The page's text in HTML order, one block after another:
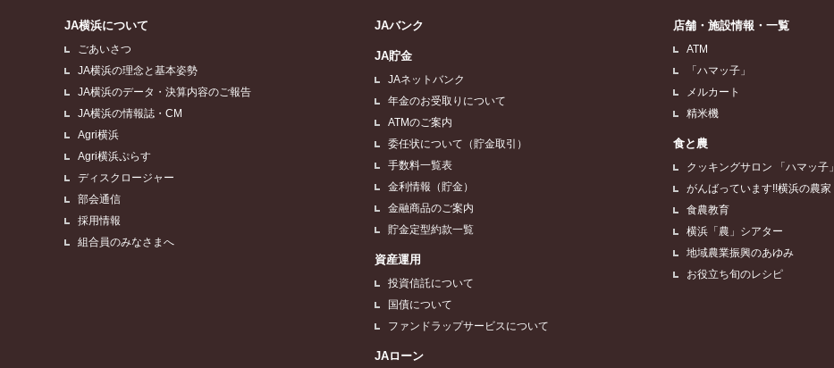
JA横浜について
ごあいさつ
JA横浜の理念と基本姿勢
JA横浜のデータ・決算内容のご報告
JA横浜の情報誌・CM
Agri横浜
Agri横浜ぷらす
ディスクロージャー
部会通信
採用情報
組合員のみなさまへ
JAバンク
JA貯金
JAネットバンク
年金のお受取りについて
ATMのご案内
委任状について（貯金取引）
手数料一覧表
金利情報（貯金）
金融商品のご案内
貯金定型約款一覧
資産運用
投資信託について
国債について
ファンドラップサービスについて
JAローン
店舗・施設情報・一覧
ATM
「ハマッ子」
メルカート
精米機
食と農
クッキングサロン 「ハマッ子」
がんばっています!!横浜の農家
食農教育
横浜「農」シアター
地域農業振興のあゆみ
お役立ち旬のレシピ